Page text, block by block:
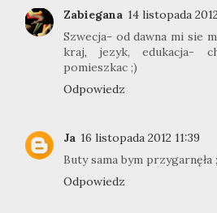
Zabiegana 14 listopada
Szwecja- od dawna mi sie
kraj, jezyk, edukacja-
pomieszkac ;)
Odpowiedz
Ja 16 listopada 2012 11:39
Buty sama bym przygarnęła
Odpowiedz